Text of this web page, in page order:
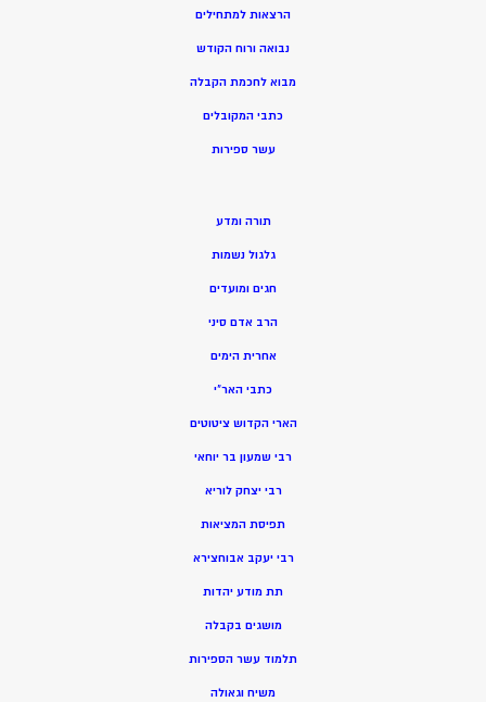
הרצאות למתחילים
נבואה ורוח הקודש
מבוא לחכמת הקבלה
כתבי המקובלים
עשר ספירות
תורה ומדע
גלגול נשמות
חגים ומועדים
הרב אדם סיני
אחרית הימים
כתבי האר”י
הארי הקדוש ציטוטים
רבי שמעון בר יוחאי
רבי יצחק לוריא
תפיסת המציאות
רבי יעקב אבוחצירא
תת מודע יהדות
מושגים בקבלה
תלמוד עשר הספירות
משיח וגאולה